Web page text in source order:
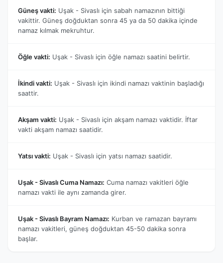
Güneş vakti: Uşak - Sivaslı için sabah namazının bittiği
vakittir. Güneş doğduktan sonra 45 ya da 50 dakika içinde
namaz kılmak mekruhtur.
Öğle vakti: Uşak - Sivaslı için öğle namazı saatini belirtir.
İkindi vakti: Uşak - Sivaslı için ikindi namazı vaktinin başladığı
saattir.
Akşam vakti: Uşak - Sivaslı için akşam namazı vaktidir. İftar
vakti akşam namazı saatidir.
Yatsı vakti: Uşak - Sivaslı için yatsı namazı saatidir.
Uşak - Sivaslı Cuma Namazı: Cuma namazı vakitleri öğle
namazı vakti ile aynı zamanda girer.
Uşak - Sivaslı Bayram Namazı: Kurban ve ramazan bayramı
namazı vakitleri, güneş doğduktan 45-50 dakika sonra
başlar.